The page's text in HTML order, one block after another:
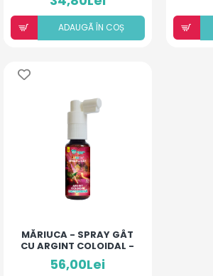
ADAUGÃ ÎN COȘ
MĂRIUCA - SPRAY GÂT
CU ARGINT COLOIDAL -
LACTOFERINĂ
56,00Lei